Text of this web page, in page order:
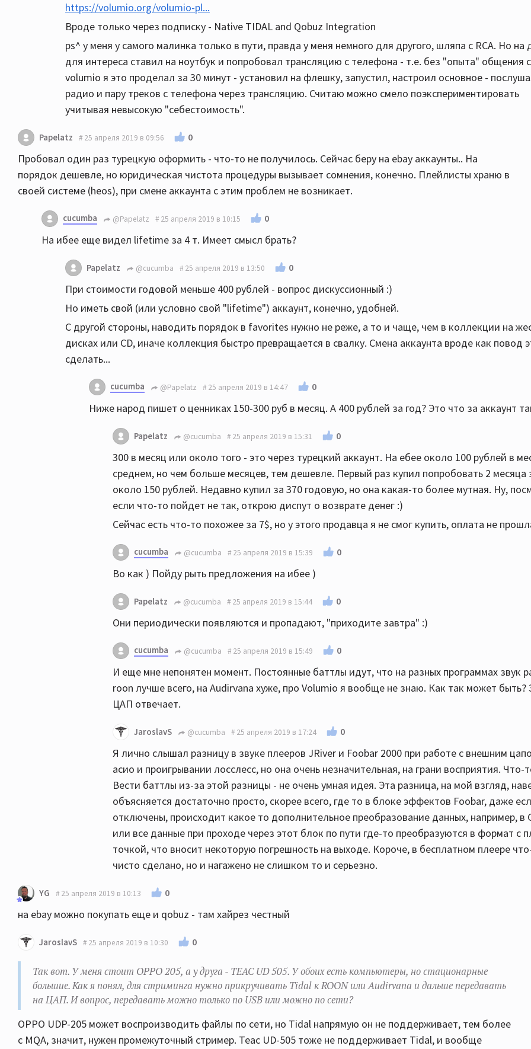
https://volumio.org/volumio-pl...
Вроде только через подписку - Native TIDAL and Qobuz Integration
ps^ у меня у самого малинка только в пути, правда у меня немного для другого, шляпа с RCA. Но на
для интереса ставил на ноутбук и попробовал трансляцию с телефона - т.е. без "опыта" общения с
volumio я это проделал за 30 минут - установил на флешку, запустил, настроил основное -
радио и пару треков с телефона через трансляцию. Считаю можно смело поэкспериментировать
учитывая невысокую "себестоимость".
Papelatz 25 апреля 2019 в 09:56 0
Пробовал один раз турецкую оформить - что-то не получилось. Сейчас беру на ebay аккаунты.. На
порядок дешевле, но юридическая чистота процедуры вызывает сомнения, конечно. Плейлисты храню в
своей системе (heos), при смене аккаунта с этим проблем не возникает.
cucumba @Papelatz 25 апреля 2019 в 10:15 0
На ибее еще видел lifetime за 4 т. Имеет смысл брать?
Papelatz @cucumba 25 апреля 2019 в 13:50 0
При стоимости годовой меньше 400 рублей - вопрос дискуссионный :)
Но иметь свой (или условно свой "lifetime") аккаунт, конечно, удобней.
С другой стороны, наводить порядок в favorites нужно не реже, а то и чаще, чем в коллекции на
дисках или CD, иначе коллекция быстро превращается в свалку. Смена аккаунта вроде как повод
сделать...
cucumba @Papelatz 25 апреля 2019 в 14:47 0
Ниже народ пишет о ценниках 150-300 руб в месяц. А 400 рублей за год? Это что за аккаунт
Papelatz @cucumba 25 апреля 2019 в 15:31 0
300 в месяц или около того - это через турецкий аккаунт. На ебее около 100 рублей в
среднем, но чем больше месяцев, тем дешевле. Первый раз купил попробовать 2 месяца
около 150 рублей. Недавно купил за 370 годовую, но она какая-то более мутная. Ну,
если что-то пойдет не так, открою диспут о возврате денег :)
Сейчас есть что-то похожее за 7$, но у этого продавца я не смог купить, оплата не
cucumba @cucumba 25 апреля 2019 в 15:39 0
Во как ) Пойду рыть предложения на ибее )
Papelatz @cucumba 25 апреля 2019 в 15:44 0
Они периодически появляются и пропадают, "приходите завтра" :)
cucumba @cucumba 25 апреля 2019 в 15:49 0
И еще мне непонятен момент. Постоянные баттлы идут, что на разных программах звук
roon лучше всего, на Audirvana хуже, про Volumio я вообще не знаю. Как так может быть?
ЦАП отвечает.
JaroslavS @cucumba 25 апреля 2019 в 17:24 0
Я лично слышал разницу в звуке плееров JRiver и Foobar 2000 при работе с внешним
асио и проигрывании лосслесс, но она очень незначительная, на грани восприятия. Что-
Вести баттлы из-за этой разницы - не очень умная идея. Эта разница, на мой взгляд,
объясняется достаточно просто, скорее всего, где то в блоке эффектов Foobar, даже
отключены, происходит какое то дополнительное преобразование данных, например, в
или все данные при проходе через этот блок по пути где-то преобразуются в формат с
точкой, что вносит некоторую погрешность на выходе. Короче, в бесплатном плеере
чисто сделано, но и нагажено не слишком то и серьезно.
YG 25 апреля 2019 в 10:13 0
на ebay можно покупать еще и qobuz - там хайрез честный
JaroslavS 25 апреля 2019 в 10:30 0
Так вот. У меня стоит OPPO 205, а у друга - TEAC UD 505. У обоих есть компьютеры, но стационарные
большие. Как я понял, для стриминга нужно прикручивать Tidal к ROON или Audirvana и дальше передавать
на ЦАП. И вопрос, передавать можно только по USB или можно по сети?
OPPO UDP-205 может воспроизводить файлы по сети, но Tidal напрямую он не поддерживает, тем более
с MQA, значит, нужен промежуточный стример. Teac UD-505 тоже не поддерживает Tidal, и вообще